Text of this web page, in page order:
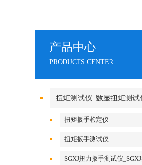
产品中心
PRODUCTS CENTER
扭矩测试仪_数显扭矩测试
扭矩扳手检定仪
扭矩扳手测试仪
SGXJ扭力扳手测试仪_SGXJ